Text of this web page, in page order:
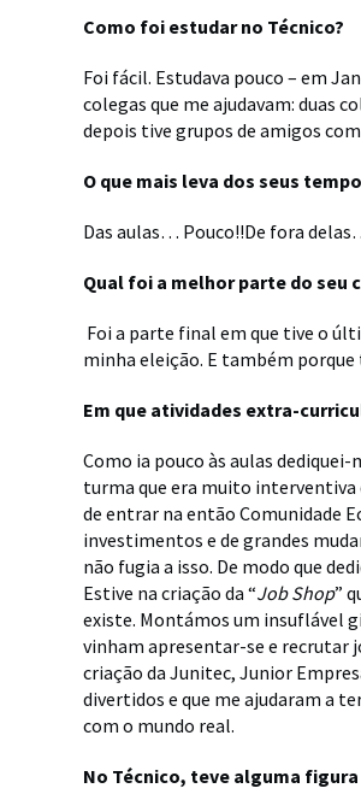
Como foi estudar no Técnico?
Foi fácil. Estudava pouco – em
colegas que me ajudavam: duas
depois tive grupos de amigos
O que mais leva dos seus
Das aulas… Pouco!!De fora
Qual foi a melhor parte do seu
Foi a parte final em que tive o
minha eleição. E também porque
Em que atividades extra-
Como ia pouco às aulas
turma que era muito interventiva
de entrar na então Comunidade
investimentos e de grandes
não fugia a isso. De modo que
Estive na criação da “Job Shop”
existe. Montámos um insuflável
vinham apresentar-se e recrutar
criação da Junitec, Junior
divertidos e que me ajudaram a
com o mundo real.
No Técnico, teve alguma